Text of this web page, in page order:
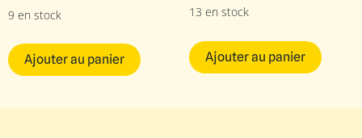
9 en stock
Ajouter au panier
13 en stock
Ajouter au panier